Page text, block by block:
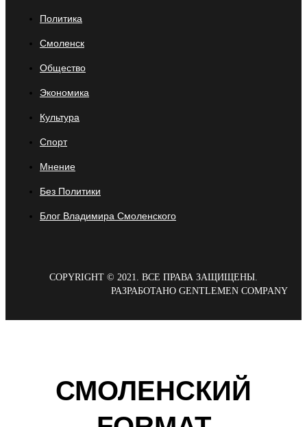
Политика
Смоленск
Общество
Экономика
Культура
Спорт
Мнение
Без Политики
Блог Владимира Смоленского
COPYRIGHT © 2021. ВСЕ ПРАВА ЗАЩИЩЕНЫ.
РАЗРАБОТАНО GENTLEMEN COMPANY
СМОЛЕНСКИЙ